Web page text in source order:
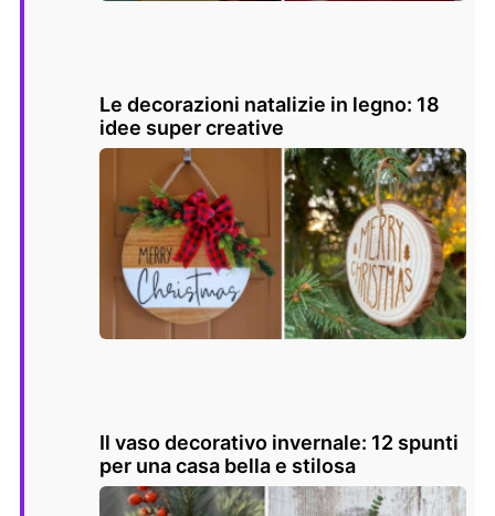
Le decorazioni natalizie in legno: 18
idee super creative
Il vaso decorativo invernale: 12 spunti
per una casa bella e stilosa